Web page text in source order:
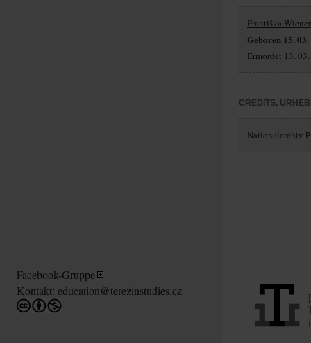
Františka
Geboren 15.
Ermordet 13.
CREDITS,
Nationalarchiv
Facebook-Gruppe
Kontakt: education@terezinstudies.cz